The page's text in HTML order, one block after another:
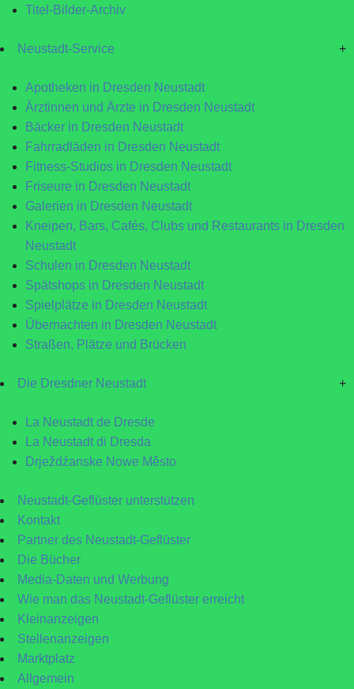
Titel-Bilder-Archiv
Neustadt-Service +
Apotheken in Dresden Neustadt
Ärztinnen und Ärzte in Dresden Neustadt
Bäcker in Dresden Neustadt
Fahrradläden in Dresden Neustadt
Fitness-Studios in Dresden Neustadt
Friseure in Dresden Neustadt
Galerien in Dresden Neustadt
Kneipen, Bars, Cafés, Clubs und Restaurants in Dresden
Neustadt
Schulen in Dresden Neustadt
Spätshops in Dresden Neustadt
Spielplätze in Dresden Neustadt
Übernachten in Dresden Neustadt
Straßen, Plätze und Brücken
Die Dresdner Neustadt +
La Neustadt de Dresde
La Neustadt di Dresda
Drježdźanske Nowe Město
Neustadt-Geflüster unterstützen
Kontakt
Partner des Neustadt-Geflüster
Die Bücher
Media-Daten und Werbung
Wie man das Neustadt-Geflüster erreicht
Kleinanzeigen
Stellenanzeigen
Marktplatz
Allgemein